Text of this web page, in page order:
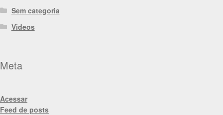
Sem categoria
Videos
Meta
Acessar
Feed de posts